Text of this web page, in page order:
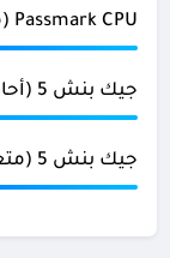
Passmark CPU (متعدد النواة)
جيك بنش 5 (أحادي النواة)
جيك بنش 5 (متعدد النواة)